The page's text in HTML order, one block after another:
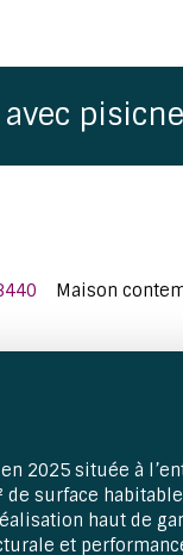
pisicne
Maison
2025 située à
de surface
haut de
et